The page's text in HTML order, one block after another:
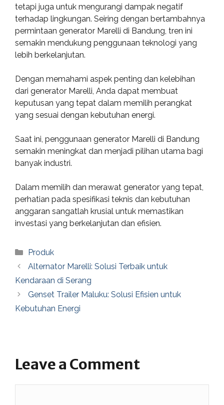
tetapi juga untuk mengurangi dampak negatif
terhadap lingkungan. Seiring dengan bertambahnya
permintaan generator Marelli di Bandung, tren ini
semakin mendukung penggunaan teknologi yang
lebih berkelanjutan.
Dengan memahami aspek penting dan kelebihan
dari generator Marelli, Anda dapat membuat
keputusan yang tepat dalam memilih perangkat
yang sesuai dengan kebutuhan energi.
Saat ini, penggunaan generator Marelli di Bandung
semakin meningkat dan menjadi pilihan utama bagi
banyak industri.
Dalam memilih dan merawat generator yang tepat,
perhatian pada spesifikasi teknis dan kebutuhan
anggaran sangatlah krusial untuk memastikan
investasi yang berkelanjutan dan efisien.
Categories
Produk
Alternator Marelli: Solusi Terbaik untuk
Kendaraan di Serang
Genset Trailer Maluku: Solusi Efisien untuk
Kebutuhan Energi
Leave a Comment